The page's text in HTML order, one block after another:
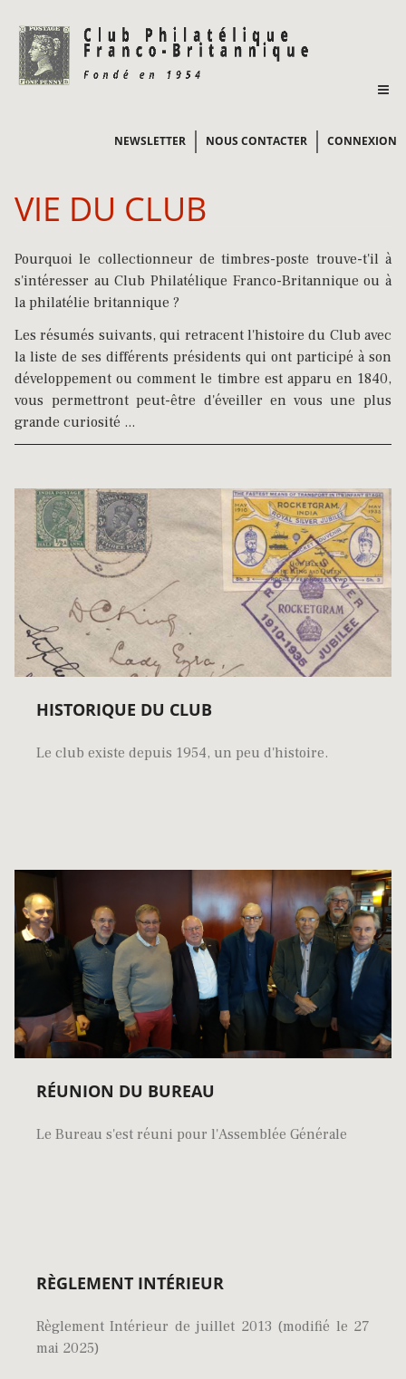
NEWSLETTER NOUS CONTACTER CONNEXION
VIE DU CLUB
Pourquoi le collectionneur de timbres-poste trouve-t'il à
s'intéresser au Club Philatélique Franco-Britannique ou à
la philatélie britannique ?
Les résumés suivants, qui retracent l'histoire du Club avec
la liste de ses différents présidents qui ont participé à son
développement ou comment le timbre est apparu en 1840,
vous permettront peut-être d'éveiller en vous une plus
grande curiosité ...
HISTORIQUE DU CLUB
Le club existe depuis 1954, un peu d'histoire.
RÉUNION DU BUREAU
Le Bureau s'est réuni pour l'Assemblée Générale
RÈGLEMENT INTÉRIEUR
Règlement Intérieur de juillet 2013 (modifié le 27
mai 2025)